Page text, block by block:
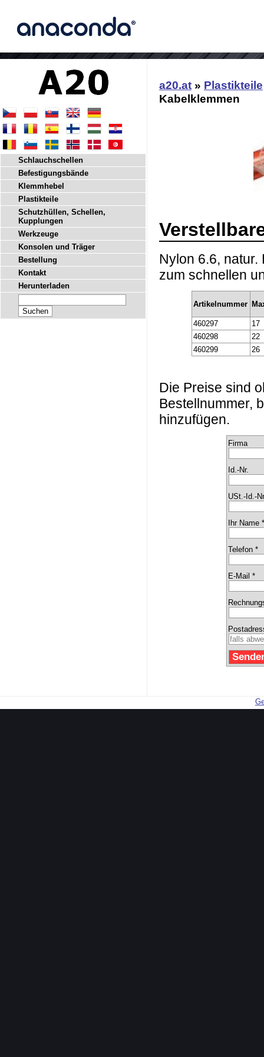
a20.at » Plastikteile
Kabelklemmen
Nylon 6.6,
zum schnellen
Artikelnummer
460297
17
460298
22
460299
26
Die Preise sind
Bestellnummer,
hinzufügen.
Firma
Id.-Nr.
USt.-Id.-
Ihr Name
Telefon *
E-Mail *
Schlauchschellen
Befestigungsbände
Klemmhebel
Plastikteile
Schutzhüllen, Schellen,
Kupplungen
Werkzeuge
Konsolen und Träger
Bestellung
Kontakt
Herunterladen